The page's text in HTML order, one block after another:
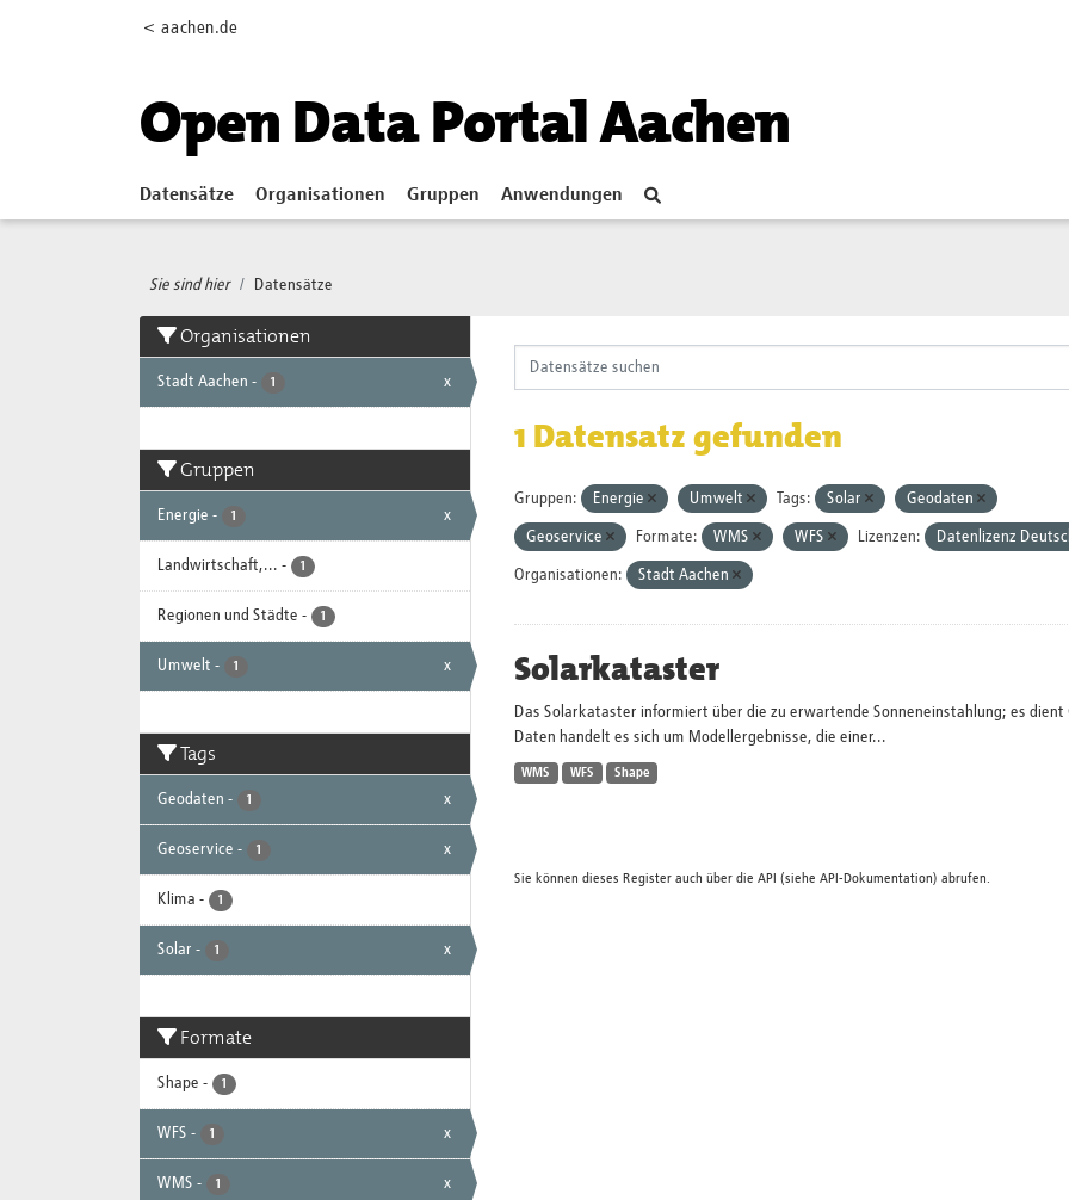
< aachen.de
Open Data Portal Aachen
Datensätze Organisationen Gruppen Anwendungen
Sie sind hier Datensätze
Organisationen
Stadt Aachen - 1 x
Gruppen
Energie - 1 x
Landwirtschaft,... - 1
Regionen und Städte - 1
Umwelt - 1 x
Tags
Geodaten - 1 x
Geoservice - 1 x
Klima - 1
Solar - 1 x
Formate
Shape - 1
WFS - 1 x
WMS - 1 x
1 Datensatz gefunden
Gruppen: Energie Umwelt Tags: Solar Geodaten
Geoservice Formate: WMS WFS Lizenzen: Datenlizenz
Organisationen: Stadt Aachen
Solarkataster
Das Solarkataster informiert über die zu erwartende Sonneneinstahlung; es
Daten handelt es sich um Modellergebnisse, die einer...
WMS WFS Shape
Sie können dieses Register auch über die API (siehe API-Dokumentation) abrufen.